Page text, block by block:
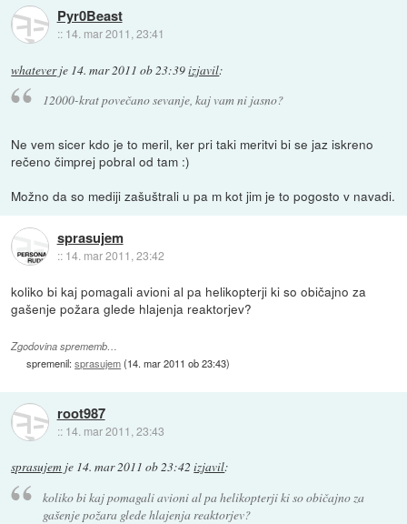
Pyr0Beast
:: 14. mar 2011, 23:41
whateverje 14. mar 2011 ob 23:39izjavil:
12000-krat povečano sevanje, kaj vam ni jasno?
Ne vem sicer kdo je to meril, ker pri taki meritvi bi se jaz iskreno
rečeno čimprej pobral od tam :)
Možno da so mediji zašuštrali u pa m kot jim je to pogosto v navadi.
sprasujem
:: 14. mar 2011, 23:42
koliko bi kaj pomagali avioni al pa helikopterji ki so običajno za
gašenje požara glede hlajenja reaktorjev?
Zgodovina sprememb…
spremenil:sprasujem(14. mar 2011 ob 23:43)
root987
:: 14. mar 2011, 23:43
sprasujem je 14. mar 2011 ob 23:42 izjavil:
koliko bi kaj pomagali avioni al pa helikopterji ki so običajno za
gašenje požara glede hlajenja reaktorjev?